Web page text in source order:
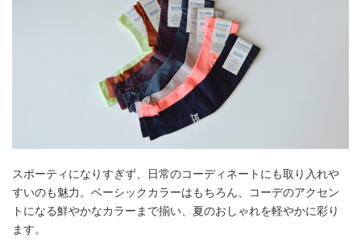
スポーティになりすぎず、日常のコーディネートにも取り入れや
すいのも魅力。ベーシックカラーはもちろん、コーデのアクセン
トになる鮮やかなカラーまで揃い、夏のおしゃれを軽やかに彩り
ます。